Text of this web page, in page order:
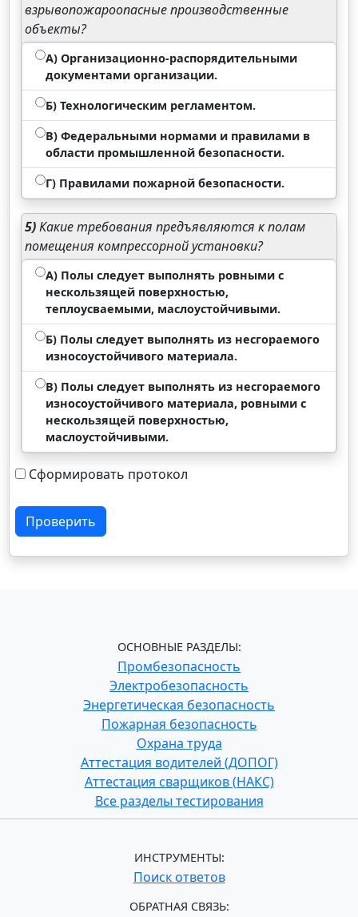
взрывопожароопасные производственные
объекты?
А) Организационно-распорядительными
документами организации.
Б) Технологическим регламентом.
В) Федеральными нормами и правилами в
области промышленной безопасности.
Г) Правилами пожарной безопасности.
5)Какие требования предъявляются к полам
помещения компрессорной установки?
А) Полы следует выполнять ровными с
нескользящей поверхностью,
теплоусваемыми, маслоустойчивыми.
Б) Полы следует выполнять из несгораемого
износоустойчивого материала.
В) Полы следует выполнять из несгораемого
износоустойчивого материала, ровными с
нескользящей поверхностью,
маслоустойчивыми.
Сформировать протокол
Проверить
ОСНОВНЫЕ РАЗДЕЛЫ:
Промбезопасность
Электробезопасность
Энергетическая безопасность
Пожарная безопасность
Охрана труда
Аттестация водителей (ДОПОГ)
Аттестация сварщиков (НАКС)
Все разделы тестирования
ИНСТРУМЕНТЫ:
Поиск ответов
ОБРАТНАЯ СВЯЗЬ: